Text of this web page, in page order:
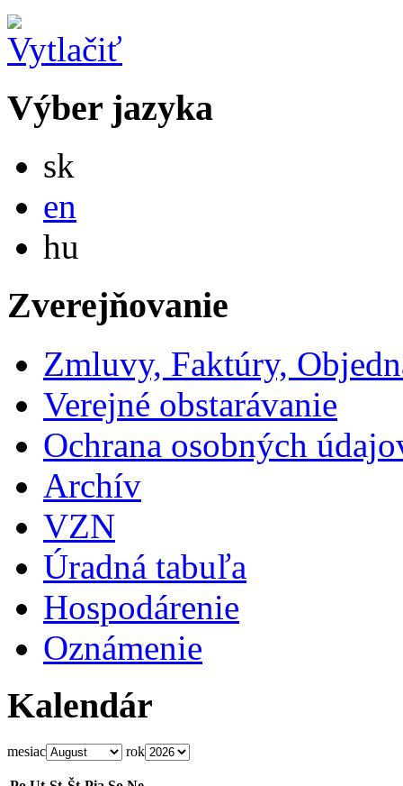
Výber jazyka
sk
en
hu
Zverejňovanie
Zmluvy, Faktúry,
Verejné obstarávanie
Ochrana osobných
Archív
VZN
Úradná tabuľa
Hospodárenie
Oznámenie
Kalendár
mesiac rok